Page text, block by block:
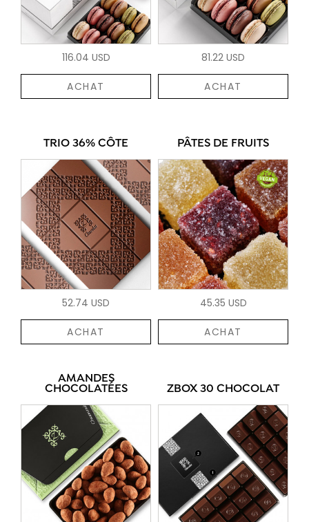
116.04 USD
ACHAT
81.22 USD
ACHAT
TRIO 36% CÔTE
52.74 USD
ACHAT
PÂTES DE FRUITS
45.35 USD
ACHAT
AMANDES
CHOCOLATÉES ZBOX 30 CHOCOLAT